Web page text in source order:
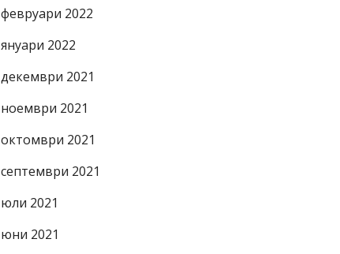
февруари 2022
януари 2022
декември 2021
ноември 2021
октомври 2021
септември 2021
юли 2021
юни 2021